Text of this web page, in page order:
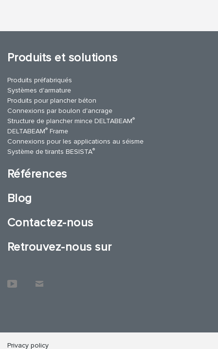
Produits et solutions
Produits préfabriqués
Systèmes d'armature
Produits pour plancher béton
Connexions par boulon d'ancrage
Structure de plancher mince DELTABEAM®
DELTABEAM® Frame
Connexions pour les applications au séisme
Système de tirants BESISTA®
Références
Blog
Contactez-nous
Retrouvez-nous sur
Privacy policy